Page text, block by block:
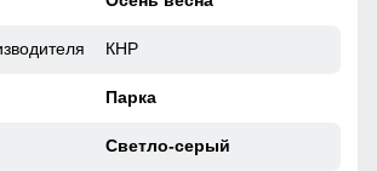
КНР
Парка
Светло-серый